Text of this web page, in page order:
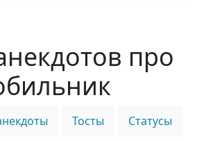
про
Тосты Статусы